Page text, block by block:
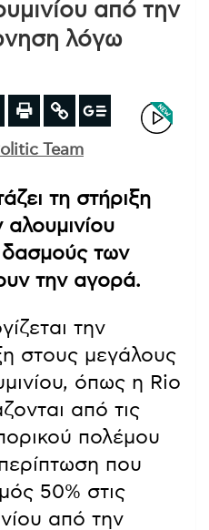
από την
λόγω
Team
τη στήριξη
δασμούς των
την αγορά.
την
στους μεγάλους
όπως η Rio
από τις
πολέμου
που
50% στις
από την